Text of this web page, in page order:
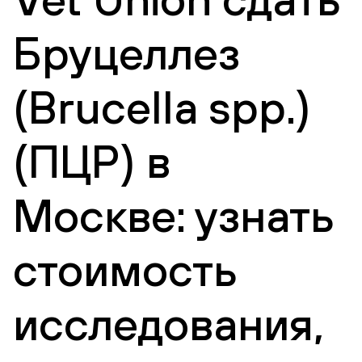
Бруцеллез
(Brucella spp.)
(ПЦР) в
Москве: узнать
стоимость
исследования,